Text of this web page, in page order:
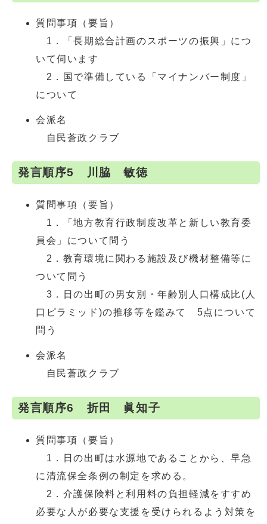
質問事項（要旨）
1．「長期総合計画のスポーツの振興」につ
いて伺います
2．国で準備している「マイナンバー制度」
について
会派名
自民蒼政クラブ
発言順序5 川脇 敏徳
質問事項（要旨）
1．「地方教育行政制度改革と新しい教育委
員会」について問う
2．教育環境に関わる施設及び機材整備等に
ついて問う
3．日の出町の男女別・年齢別人口構成比(人
口ピラミッド)の推移等を鑑みて 5点について
問う
会派名
自民蒼政クラブ
発言順序6 折田 眞知子
質問事項（要旨）
1．日の出町は水源地であることから、早急
に清流保全条例の制定を求める。
2．介護保険料と利用料の負担軽減をすすめ
必要な人が必要な支援を受けられるよう対策を